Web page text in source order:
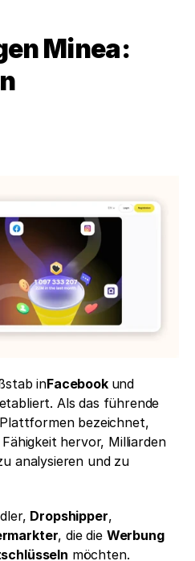
Minea:
inFacebook und
Als das führende
bezeichnet,
hervor, Milliarden
analysieren und zu
Dropshipper
, die die Werbung
möchten.